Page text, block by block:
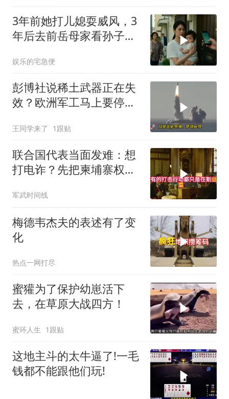
3年前她打儿媳耍威风，3
年后去前岳母家看孙子，
娱乐的宅急便
彭博社说稀土武器正在失
效？欧洲军工马上要停
解近渴
王同学来了 1跟贴
联合国代表当面发难：想
打电诈？先把柬埔寨权贵
军武时间线
梅德韦杰夫的表述有了变
化
热点一网打尽
蜜獾为了保护幼崽活下
去，在草原大战四方！
蜜环人生 1跟贴
这地主斗的太牛逼了!一毛
钱都不能跟他们玩!